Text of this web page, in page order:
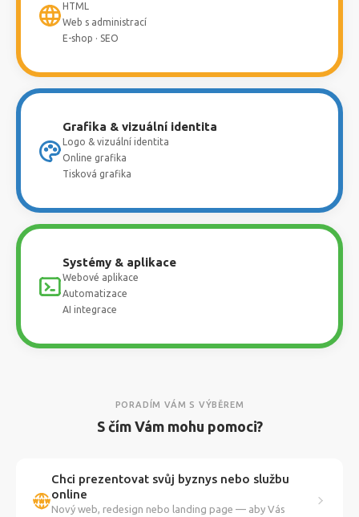
HTML
Web s administrací
E-shop · SEO
Grafika & vizuální identita
Logo & vizuální identita
Online grafika
Tisková grafika
Systémy & aplikace
Webové aplikace
Automatizace
AI integrace
PORADÍM VÁM S VÝBĚREM
S čím Vám mohu pomoci?
Chci prezentovat svůj byznys nebo službu
online
Nový web, redesign nebo landing page — aby Vás